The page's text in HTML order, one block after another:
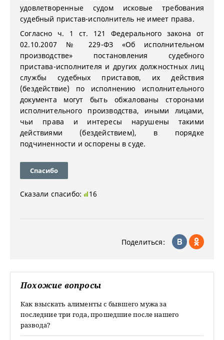
удовлетворенные судом исковые требования
судебный пристав-исполнитель не имеет права.
Согласно ч. 1 ст. 121 Федерального закона от
02.10.2007 № 229-ФЗ «Об исполнительном
производстве» постановления судебного
пристава-исполнителя и других должностных лиц
службы судебных приставов, их действия
(бездействие) по исполнению исполнительного
документа могут быть обжалованы сторонами
исполнительного производства, иными лицами,
чьи права и интересы нарушены такими
действиями (бездействием), в порядке
подчиненности и оспорены в суде.
Спасибо
Сказали спасибо: 16
Поделиться:
Похожие вопросы
Как взыскать алименты с бывшего мужа за
последние три года, прошедшие после нашего
развода?